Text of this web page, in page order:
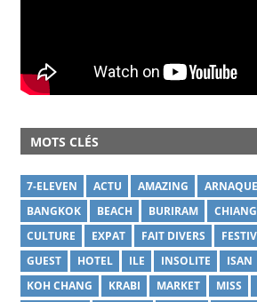
MOTS CLÉS
7-ELEVEN ACTU AMAZING ARNAQUE
BANGKOK
BEACH BURIRAM
CULTURE
EXPAT FAIT DIVERS
GUEST
HOTEL ILE INSOLITE ISAN
KOH CHANG
KRABI MARKET MISS